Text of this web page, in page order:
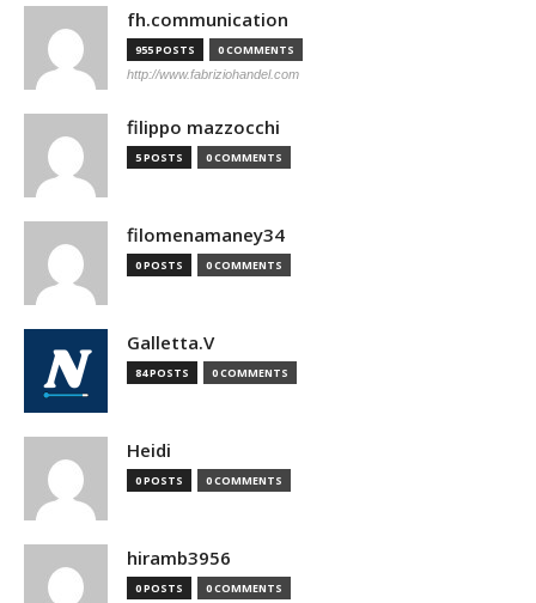
fh.communication
955 POSTS 0 COMMENTS
http://www.fabriziohandel.com
filippo mazzocchi
5 POSTS 0 COMMENTS
filomenamaney34
0 POSTS 0 COMMENTS
Galletta.V
84 POSTS 0 COMMENTS
Heidi
0 POSTS 0 COMMENTS
hiramb3956
0 POSTS 0 COMMENTS